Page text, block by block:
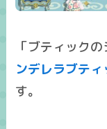
「ブティック
ンデレラブティ
す。